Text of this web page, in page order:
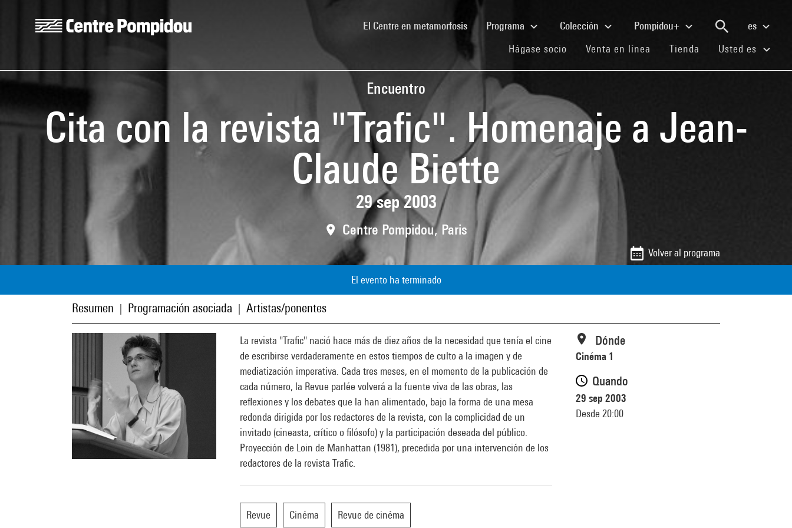
El Centre en metamorfosis(current)Programa Colección Pompidou+
es
Hágase socio (current)
Venta en línea (current)
Tienda (current)
Usted es
Encuentro
Cita con la revista "Trafic". Homenaje a Jean-
Claude Biette
29 sep 2003
Centre Pompidou, Paris
Volver al programa
El evento ha terminado
Resumen Programación asociada Artistas/ponentes
La revista "Trafic" nació hace más de diez años de la necesidad que tenía el cine
de escribirse verdaderamente en estos tiempos de culto a la imagen y de
mediatización imperativa. Cada tres meses, en el momento de la publicación de
cada número, la Revue parlée volverá a la fuente viva de las obras, las
reflexiones y los debates que la han alimentado, bajo la forma de una mesa
redonda dirigida por los redactores de la revista, con la complicidad de un
invitado (cineasta, crítico o filósofo) y la participación deseada del público.
Proyección de Loin de Manhattan (1981), precedida por una intervención de los
redactores de la revista Trafic.
Revue Cinéma Revue de cinéma
Dónde
Cinéma 1
Quando
29 sep 2003
Desde 20:00